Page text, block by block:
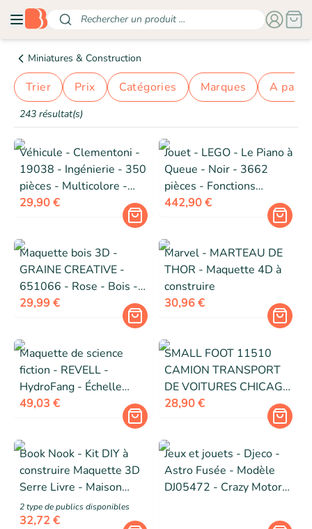
Rechercher un produit ...
Miniatures & Construction
Trier prix catégories marques a
243 résultat(s)
Véhicule - Clementoni -
19038 - Ingénierie - 350
pièces - Multicolore -
Garçon 8 ans
29,90 €
Jouet - LEGO - Le Piano à
Queue - Noir - 3662
pièces - Fonctions
motrices et électriques
442,90 €
Maquette bois 3D -
GRAINE CREATIVE -
651066 - Rose - Bois -
À monter soi-même
29,99 €
Marvel - MARTEAU DE
THOR - Maquette 4D à
construire
30,96 €
Maquette de science
fiction - REVELL -
HydroFang - Échelle
1:35 - 350 mm -
49,03 €
SMALL FOOT 11510
CAMION TRANSPORT
DE VOITURES CHICAGO
EN BOIS,RAMPE DE
28,90 €
Book Nook - Kit DIY à
construire Maquette 3D
Serre Livre - Maison
Cosy Creanook - 11 x 19
x 29 cm
2type de publics disponibles
32,72 €
Jeux et jouets - Djeco -
Astro Fusée - Modèle
DJ05472 - Crazy Motors